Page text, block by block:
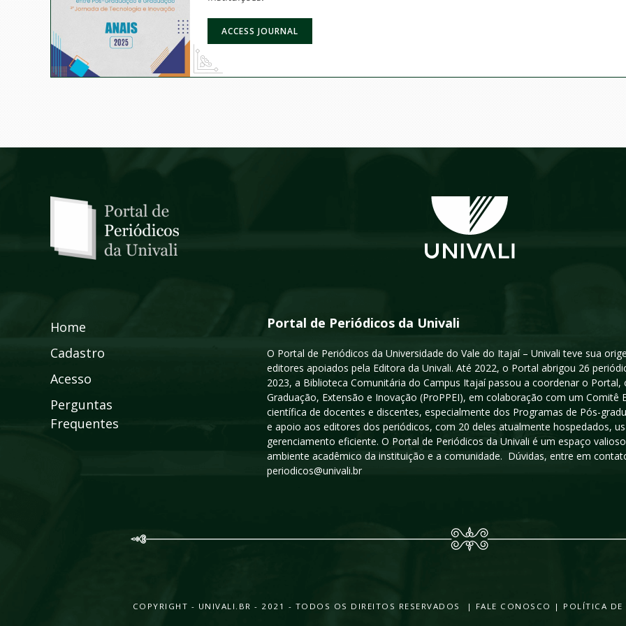
ACCESS JOURNAL
Home
Cadastro
Acesso
Perguntas
Frequentes
Portal de Periódicos da Univali
O Portal de Periódicos da Universidade do Vale do Itajaí – Univali teve sua
editores apoiados pela Editora da Univali. Até 2022, o Portal abrigou 26
2023, a Biblioteca Comunitária do Campus Itajaí passou a coordenar o
Graduação, Extensão e Inovação (ProPPEI), em colaboração com um
científica de docentes e discentes, especialmente dos Programas de Pós-
e apoio aos editores dos periódicos, com 20 deles atualmente hospedados,
gerenciamento eficiente. O Portal de Periódicos da Univali é um espaço
ambiente acadêmico da instituição e a comunidade. Dúvidas, entre em
periodicos@univali.br
COPYRIGHT - UNIVALI.BR - 2021 - TODOS OS DIREITOS RESERVADOS | FALE CONOSCO | POLÍTICA DE